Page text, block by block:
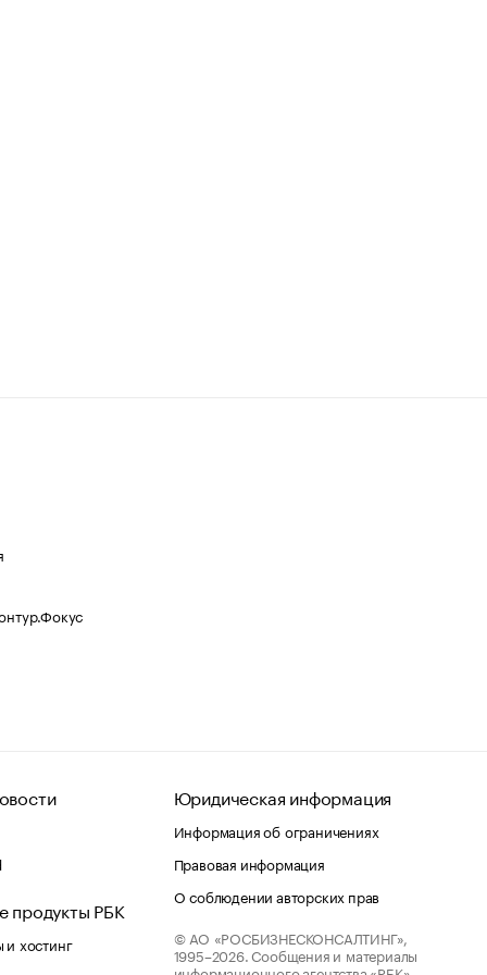
продукты РБК
хостинг
Юридическая информация
Информация об ограничениях
Правовая информация
О соблюдении авторских прав
© АО «РОСБИЗНЕСКОНСАЛТИНГ»,
1995–2026. Сообщения и материалы